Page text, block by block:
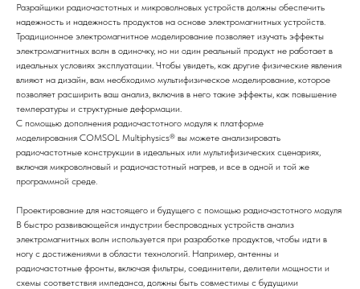
Разрайщики радиочастотных и микроволновых устройств должны обеспечить
надежность и надежность продуктов на основе электромагнитных устройств.
Традиционное электромагнитное моделирование позволяет изучать эффекты
электромагнитных волн в одиночку, но ни один реальный продукт не работает в
идеальных условиях эксплуатации. Чтобы увидеть, как другие физические явления
влияют на дизайн, вам необходимо мультифизическое моделирование, которое
позволяет расширить ваш анализ, включив в него такие эффекты, как повышение
температуры и структурные деформации.
С помощью дополнения радиочастотного модуля к платформе
моделирования COMSOL Multiphysics® вы можете анализировать
радиочастотные конструкции в идеальных или мультифизических сценариях,
включая микроволновый и радиочастотный нагрев, и все в одной и той же
программной среде.
Проектирование для настоящего и будущего с помощью радиочастотного модуля
В быстро развивающейся индустрии беспроводных устройств анализ
электромагнитных волн используется при разработке продуктов, чтобы идти в
ногу с достижениями в области технологий. Например, антенны и
радиочастотные фронты, включая фильтры, соединители, делители мощности и
схемы соответствия импеданса, должны быть совместимы с будущими